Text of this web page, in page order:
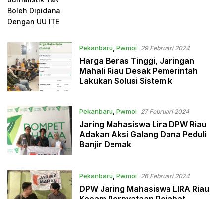
Pekanbaru Pwmoi 29 Februari 2024
Harga Beras Tinggi, Jaringan
Mahali Riau Desak Pemerintah
Lakukan Solusi Sistemik
Pekanbaru, Pwmoi 27 Februari 2024
Jaring Mahasiswa Lira DPW Riau
Adakan Aksi Galang Dana Peduli
Banjir Demak
Pekanbaru Pwmoi 26 Februari 2024
DPW Jaring Mahasiswa LIRA Riau